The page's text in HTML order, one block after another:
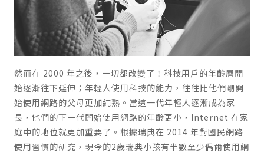
然而在 2000 年之後，一切都改變了！科技用戶的年齡層開
始逐漸往下延伸；年輕人使用科技的能力，往往比他們剛開
始使用網路的父母更加純熟。當這一代年輕人逐漸成為家
長，他們的下一代開始使用網路的年齡更小，Internet 在家
庭中的地位就更加重要了。根據瑞典在 2014 年對國民網路
使用習慣的研究，現今的2歲瑞典小孩有半數至少偶爾使用網